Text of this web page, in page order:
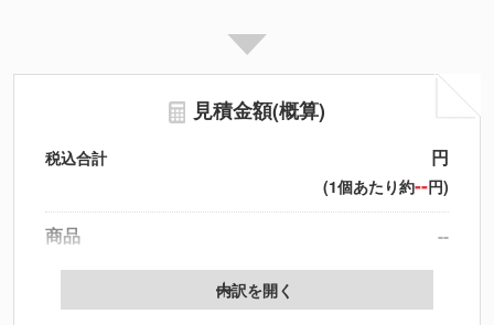
見積金額(概算)
税込合計 円
(1個あたり約--円)
商品
--
送料
※北海道・沖縄・離島 別途
内訳を開く